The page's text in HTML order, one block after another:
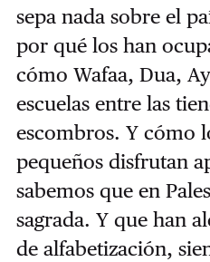
sepa nada sobre el
por qué los han
cómo Wafaa, Dua,
escuelas entre las
escombros. Y cómo
pequeños disfrutan
sabemos que en
sagrada. Y que han
de alfabetización,